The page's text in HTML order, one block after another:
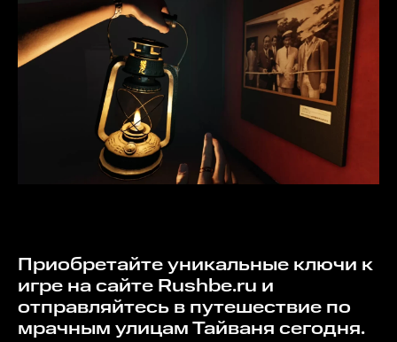
Приобретайте уникальные ключи к
игре на сайте Rushbe.ru и
отправляйтесь в путешествие по
мрачным улицам Тайваня сегодня.